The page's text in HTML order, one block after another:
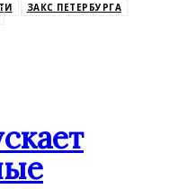
ЗАКС ПЕТЕРБУРГА